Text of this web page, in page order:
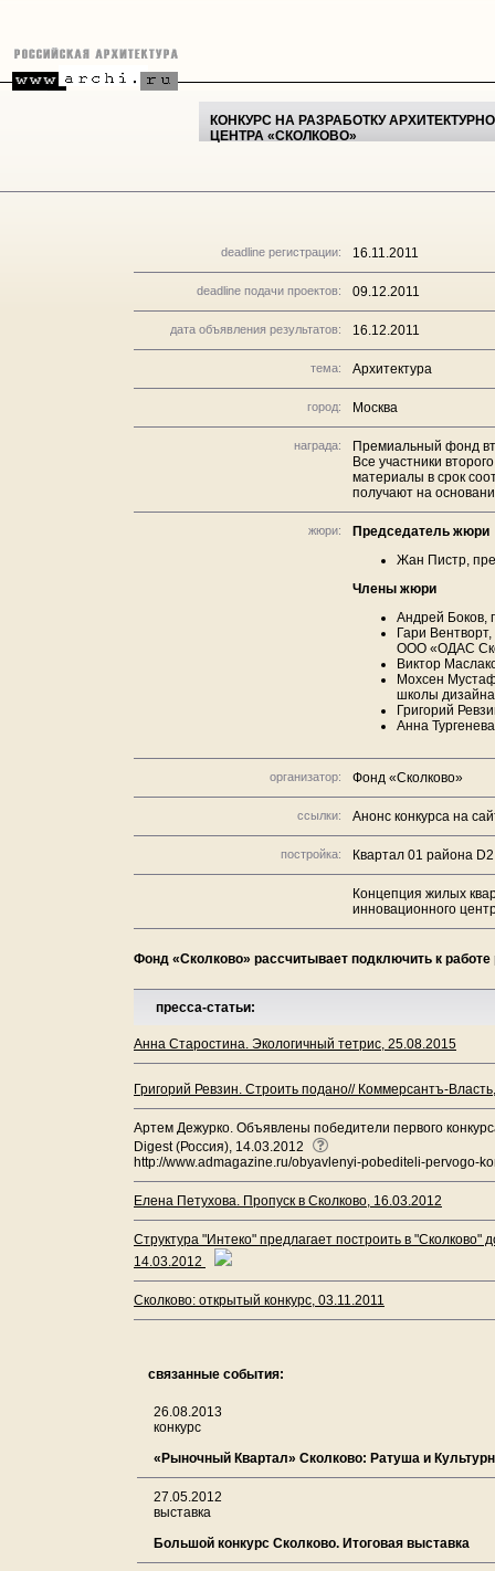
КОНКУРС НА РАЗРАБОТКУ
ЦЕНТРА «СКОЛКОВО»
deadline регистрации: 16.11.2011
deadline подачи проектов: 09.12.2011
дата объявления результатов: 16.12.2011
тема: Архитектура
город: Москва
награда:
Премиальный фонд
Все участники
материалы в срок
получают на
жюри:
Председатель жюри
Жан Пистр,
Члены жюри
Андрей Боков,
Гари
ООО «ОДАС
Виктор
Мохсен
школы
Григорий
Анна
организатор: Фонд «Сколково»
ссылки: Анонс конкурса на
постройка: Квартал 01 района
Концепция жилых
инновационного
Фонд «Сколково» рассчитывает подключить к работе
пресса-статьи:
Анна Старостина. Экологичный тетрис, 25.08.2015
Григорий Ревзин. Строить подано// Коммерсантъ-
Артем Дежурко. Объявлены победители первого
Digest (Россия), 14.03.2012
http://www.admagazine.ru/obyavlenyi-pobediteli-pervogo-
Елена Петухова. Пропуск в Сколково, 16.03.2012
Структура "Интеко" предлагает построить в
14.03.2012
Сколково: открытый конкурс, 03.11.2011
связанные события:
26.08.2013
конкурс
«Рыночный Квартал» Сколково: Ратуша и
27.05.2012
выставка
Большой конкурс Сколково. Итоговая выставка